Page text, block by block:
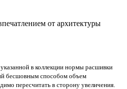
от архитектуры
в коллекции нормы расшивки
бесшовным способом объем
пересчитать в сторону увеличения.